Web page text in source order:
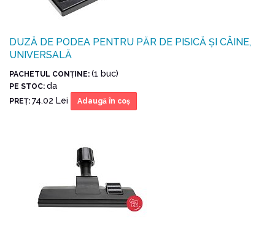
DUZĂ DE PODEA PENTRU PĂR DE PISICĂ ȘI CÂINE,
UNIVERSALĂ
PACHETUL CONŢINE: (1 buc)
PE STOC: da
PREŢ: 74.02 Lei Adaugă în coş